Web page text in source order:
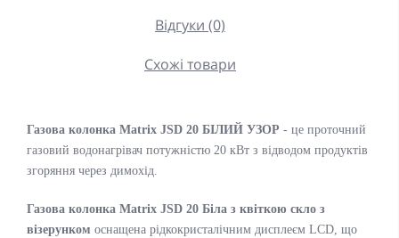
Відгуки (0)
Схожі товари
Газова колонка Matrix JSD 20 БІЛИЙ УЗОР - це проточний
газовий водонагрівач потужністю 20 кВт з відводом продуктів
згоряння через димохід.
Газова колонка Matrix JSD 20 Біла з квіткою скло з
візерунком оснащена рідкокристалічним дисплеєм LCD, що